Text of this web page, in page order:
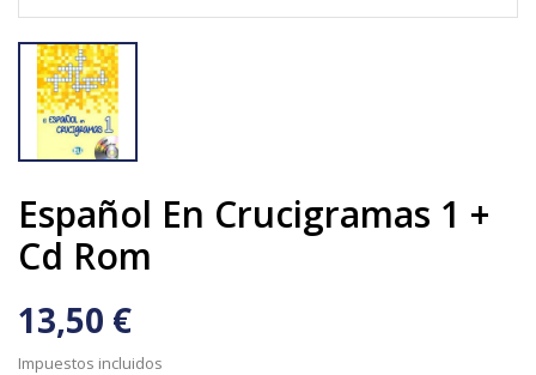
Español En Crucigramas 1 +
Cd Rom
13,50 €
Impuestos incluidos